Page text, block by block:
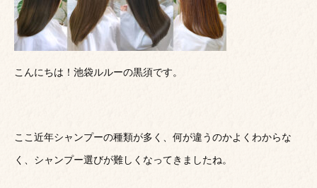
こんにちは！池袋ルルーの黒須です。
ここ近年シャンプーの種類が多く、何が違うのかよくわからな
く、シャンプー選びが難しくなってきましたね。